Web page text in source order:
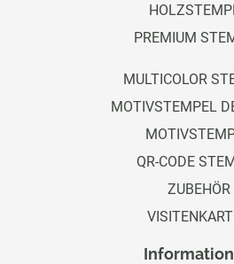
PREMIUM
MULTICOLOR
MOTIVSTEMPEL
QR-CODE
ZUBEHÖR